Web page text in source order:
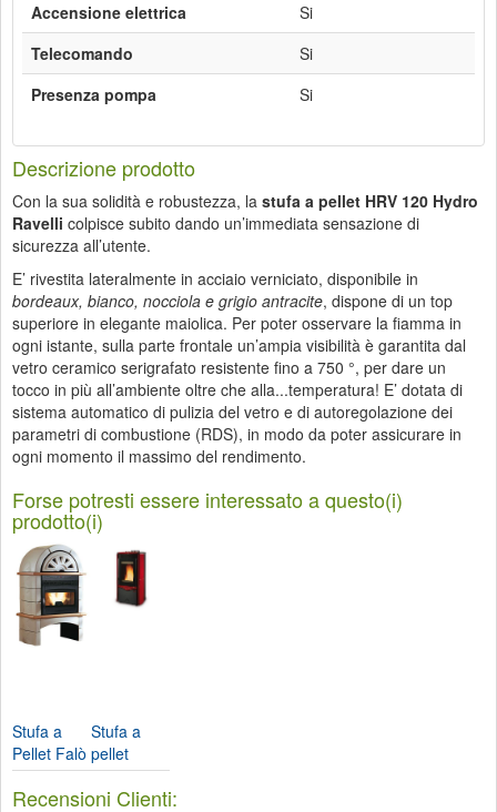
Accensione elettrica
Si
Telecomando
Si
Presenza pompa
Si
Descrizione prodotto
Con la sua solidità e robustezza, la stufa a pellet HRV 120 Hydro
Ravelli colpisce subito dando un’immediata sensazione di
sicurezza all’utente.
E’ rivestita lateralmente in acciaio verniciato, disponibile in
bordeaux, bianco, nocciola e grigio antracite, dispone di un top
superiore in elegante maiolica. Per poter osservare la fiamma in
ogni istante, sulla parte frontale un’ampia visibilità è garantita dal
vetro ceramico serigrafato resistente fino a 750 °, per dare un
tocco in più all’ambiente oltre che alla...temperatura! E’ dotata di
sistema automatico di pulizia del vetro e di autoregolazione dei
parametri di combustione (RDS), in modo da poter assicurare in
ogni momento il massimo del rendimento.
Forse potresti essere interessato a questo(i)
prodotto(i)
Stufa a
Pellet Falò
1xlp-
Nordica...
Stufa a
pellet
Duchessa
Idro-
Recensioni Clienti: